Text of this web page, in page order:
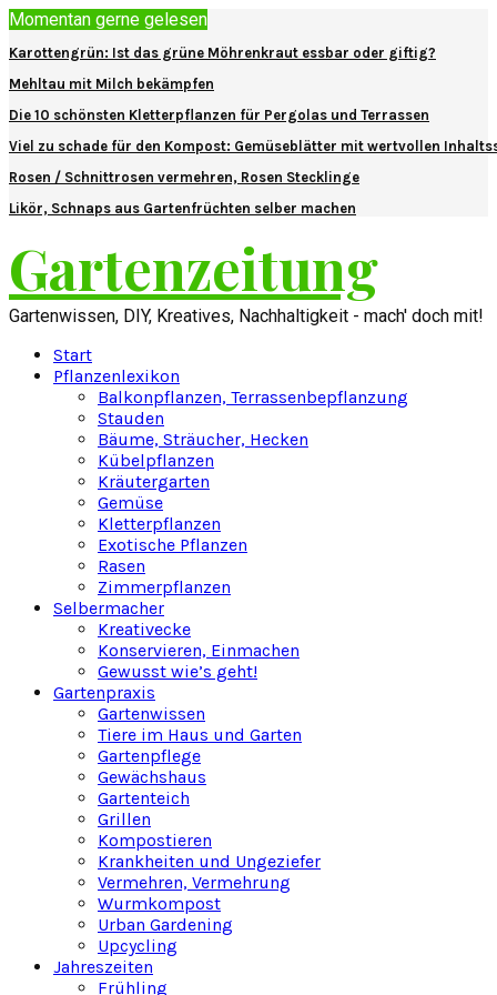
Momentan gerne gelesen
Karottengrün: Ist das grüne Möhrenkraut essbar oder giftig?
Mehltau mit Milch bekämpfen
Die 10 schönsten Kletterpflanzen für Pergolas und Terrassen
Viel zu schade für den Kompost: Gemüseblätter mit wertvollen
Rosen / Schnittrosen vermehren, Rosen Stecklinge
Likör, Schnaps aus Gartenfrüchten selber machen
Gartenzeitung
Gartenwissen, DIY, Kreatives, Nachhaltigkeit - mach' doch mit!
Start
Pflanzenlexikon
Balkonpflanzen, Terrassenbepflanzung
Stauden
Bäume, Sträucher, Hecken
Kübelpflanzen
Kräutergarten
Gemüse
Kletterpflanzen
Exotische Pflanzen
Rasen
Zimmerpflanzen
Selbermacher
Kreativecke
Konservieren, Einmachen
Gewusst wie’s geht!
Gartenpraxis
Gartenwissen
Tiere im Haus und Garten
Gartenpflege
Gewächshaus
Gartenteich
Grillen
Kompostieren
Krankheiten und Ungeziefer
Vermehren, Vermehrung
Wurmkompost
Urban Gardening
Upcycling
Jahreszeiten
Frühling